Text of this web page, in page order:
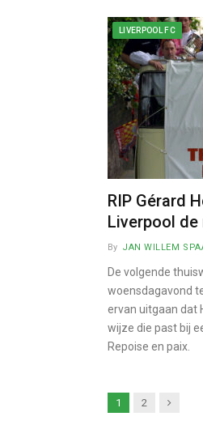
LIVERPOOL FC
RIP Gérard
Liverpool
By JAN WILLEM
De volgende
woensdagavond
ervan uitgaan dat
wijze die past bij
Repoise en paix.
1 2 Next